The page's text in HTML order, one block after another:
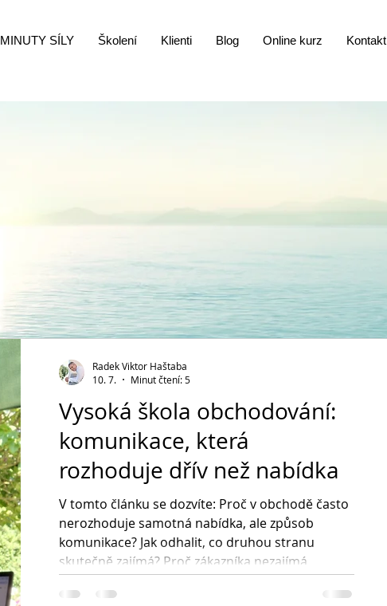
MINUTY SÍLY Školení Klienti Blog Online kurz Kontakt
Vysoká škola obchodování:
komunikace, která
rozhoduje dřív než nabídka
V tomto článku se dozvíte: Proč v obchodě často
nerozhoduje samotná nabídka, ale způsob
komunikace? Jak odhalit, co druhou stranu
skutečně zajímá? Proč zákazníka nezajímá
primárně váš produkt, ale jeho vlastní přínos?
Kdy je osobní jednání silnější než telefon a
Radek Viktor Haštaba
10. 7.
Minut čtení: 5